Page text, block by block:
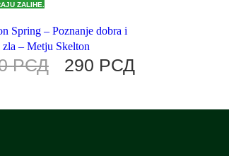
ZALIHE.
Spring – Poznanje dobra i
zla – Metju Skelton
РСД 290 РСД